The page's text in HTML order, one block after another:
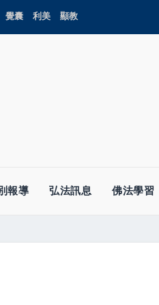
覺囊 利美 顯教
報導 弘法訊息 佛法學習